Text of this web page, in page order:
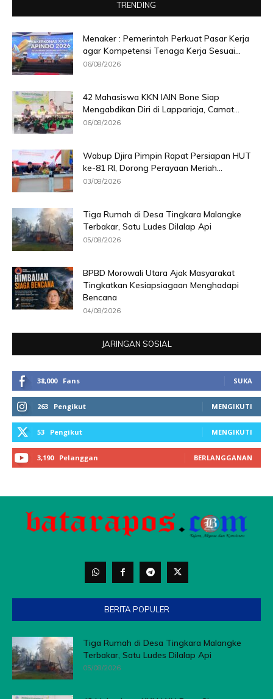
BERITA POPULER
Tiga Rumah di Desa Tingkara Malangke
Terbakar, Satu Ludes Dilalap Api
05/08/2026